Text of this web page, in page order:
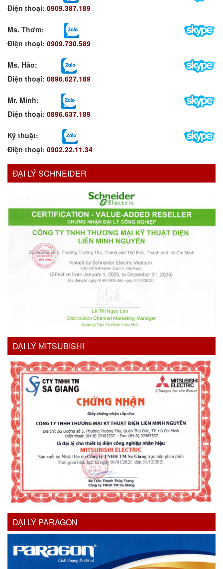
Điện thoại: 0909.387.189
Ms. Thơm:
Điện thoại: 0909.730.589
Ms. Hảo:
Điện thoại: 0896.627.189
Mr. Minh:
Điện thoại: 0896.637.189
Kỹ thuật:
Điện thoại: 0902.22.11.34
ĐẠI LÝ SCHNEIDER
ĐẠI LÝ MITSUBISHI
ĐẠI LÝ PARAGON